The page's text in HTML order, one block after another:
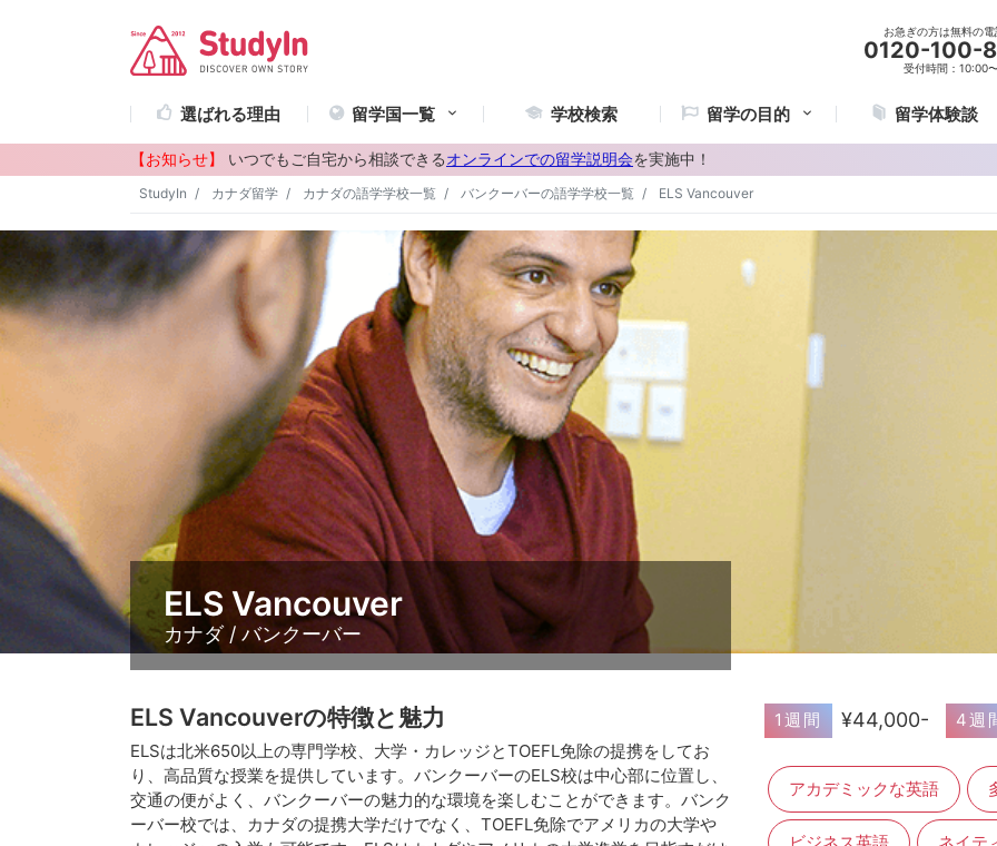
お急ぎの方は無料の
0120-100-
受付時間：10:00
選ばれる理由 留学国一覧 学校検索 留学の目的 留学体験談
【お知らせ】 いつでもご自宅から相談できるオンラインでの留学説明会を実施中！
StudyIn カナダ留学 カナダの語学学校一覧 バンクーバーの語学学校一覧 ELS Vancouver
ELS Vancouver
カナダ / バンクーバー
ELS Vancouverの特徴と魅力
ELSは北米650以上の専門学校、大学・カレッジとTOEFL免除の提携をしてお
り、高品質な授業を提供しています。バンクーバーのELS校は中心部に位置し、
交通の便がよく、バンクーバーの魅力的な環境を楽しむことができます。バンク
ーバー校では、カナダの提携大学だけでなく、TOEFL免除でアメリカの大学や
1週間 ¥44,000- 4週
アカデミックな英語